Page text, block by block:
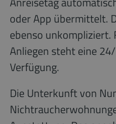
oder App übermittelt.
ebenso unkompliziert.
Anliegen steht eine
Verfügung.
Die Unterkunft von